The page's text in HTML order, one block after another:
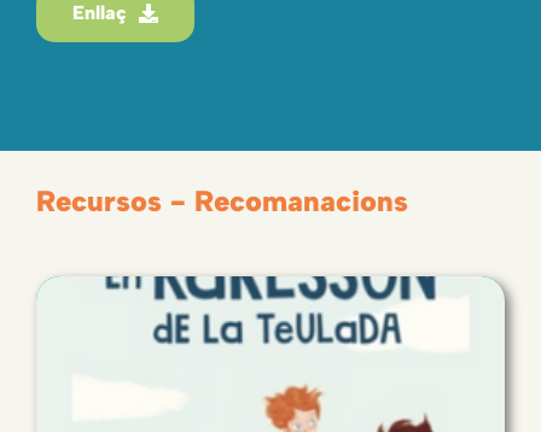
Enllaç
Recursos - Recomanacions